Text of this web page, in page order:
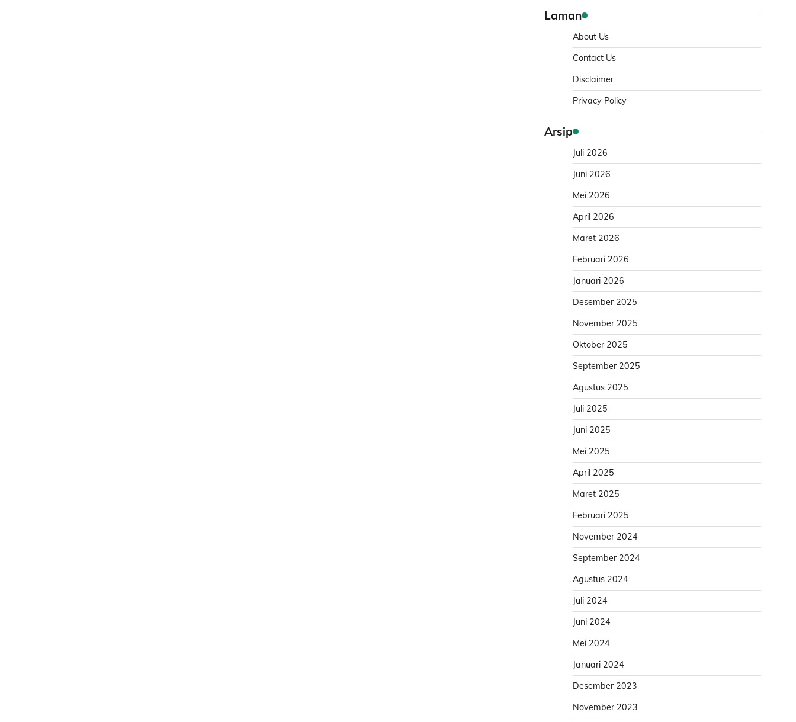
Laman
About Us
Contact Us
Disclaimer
Privacy Policy
Arsip
Juli 2026
Juni 2026
Mei 2026
April 2026
Maret 2026
Februari 2026
Januari 2026
Desember 2025
November 2025
Oktober 2025
September 2025
Agustus 2025
Juli 2025
Juni 2025
Mei 2025
April 2025
Maret 2025
Februari 2025
November 2024
September 2024
Agustus 2024
Juli 2024
Juni 2024
Mei 2024
Januari 2024
Desember 2023
November 2023